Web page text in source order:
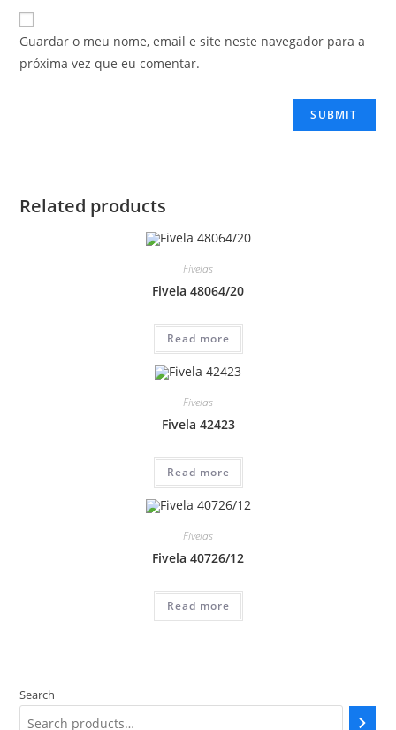
Guardar o meu nome, email e site neste navegador para a
próxima vez que eu comentar.
Related products
Fivelas
Fivela 48064/20
Read more
Fivelas
Fivela 42423
Read more
Fivelas
Fivela 40726/12
Read more
Search